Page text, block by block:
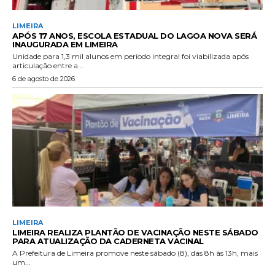
LIMEIRA
APÓS 17 ANOS, ESCOLA ESTADUAL DO LAGOA NOVA SERÁ
INAUGURADA EM LIMEIRA
Unidade para 1,3 mil alunos em período integral foi viabilizada após
articulação entre a...
6 de agosto de 2026
LIMEIRA
LIMEIRA REALIZA PLANTÃO DE VACINAÇÃO NESTE SÁBADO
PARA ATUALIZAÇÃO DA CADERNETA VACINAL
A Prefeitura de Limeira promove neste sábado (8), das 8h às 13h, mais
um...